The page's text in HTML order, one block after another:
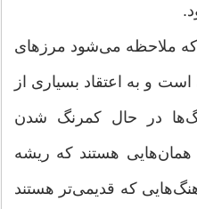
که ملاحظه می‌شود مرزهای
و به اعتقاد بسیاری از
در حال کمرنگ شدن
هستند که ریشه
که قدیمی‌تر هستند